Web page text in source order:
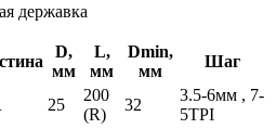
державка
D,
мм
L,
мм
Dmin,
мм
Шаг
25
200
(R)
32
3.5-6мм , 7-
5TPI